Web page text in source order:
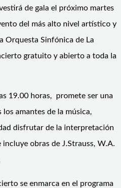
de gala el próximo martes
del más alto nivel artístico y
Orquesta Sinfónica de La
gratuito y abierto a toda la
19.00 horas, promete ser una
amantes de la música,
disfrutar de la interpretación
obras de J.Strauss, W.A.
se enmarca en el programa